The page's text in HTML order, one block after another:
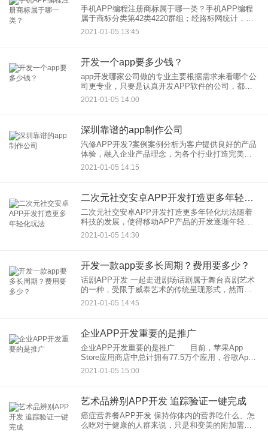
手机APP编程注册商标属于哪一类？手机APP编程
属于商标分类第42类4220群组；经路标网统计，注
册手机APP编程的商标达回4件。注册时怎答样选择
其他小项类：1.选择注册（计算机编程，群组号：
2021-01-05 13:45
开发一个app要多少钱？
app开发哪家公司做的专业主要根据需求来看哪个公
司更专业，只要是认真开发APP软件的公司，都还
是不错的。作为从业者，我们是这样建议：如果需
要开发APP，首先需要考虑的就是功能和模块，比
2021-01-05 14:00
深圳靠谱的app制作公司
汽修APP开发?案例案例分析为客户提供良好的产品
体验，融入企业产品理念，为各个行业打造完美的
移动产品。 应用开发技术不断进步，为人们的生活
带来了无限的便利性。为客户提供良好的产品体
2021-01-05 14:15
二次元社交安卓APP开发打造更多年轻化玩法
二次元社交安卓APP开发打造更多年轻化玩法随着
科技的发展，使得移动APP产品的开发逐渐年轻
化。为此，二次安卓软件开发能带来什么？面对许
多90后的年轻用户，它对社交网络有着很高的热
2021-01-05 14:30
开发一款app要多长周期？费用要多少？
话剧APP开发 一起走进剧场话剧属于舞台喜剧艺术
的一种，受限于威泰艺术的传统呈现形式，然而，
话剧APP开发能解决这个痛点，突破时空的限制，
吸引更多人走进剧场去。借助互联网的线上传播，
2021-01-05 14:45
企业APP开发重要的是推广
企业APP开发重要的是推广 目前，苹果App
Store应用商店中总计拥有77.5万个应用，谷歌App
Store中的应用数量也在不断增加。但在如今浩如烟
海的应用市场中，只有极少部分应用能够终得到消
2021-01-05 15:00
艺术品辨别APP开发 追踪验证一键完成
癌症营养餐APP开发 保持你体内的营养吃什么、怎
么吃对于健康的人群来说，只是和变美的附加需